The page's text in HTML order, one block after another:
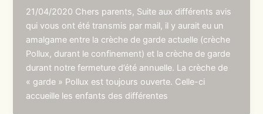
21/04/2020 Chers parents, Suite aux différents avis
qui vous ont été transmis par mail, il y aurait eu un
amalgame entre la crèche de garde actuelle (crèche
Pollux, durant le confinement) et la crèche de garde
durant notre fermeture d’été annuelle. La crèche de
« garde » Pollux est toujours ouverte. Celle-ci
accueille les enfants des différentes